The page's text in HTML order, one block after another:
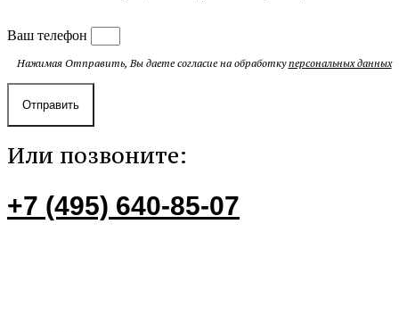
Ваш телефон
Нажимая Отправить, Вы даете согласие на обработкуперсональных данных
Отправить
Или позвоните:
+7 (495) 640-85-07